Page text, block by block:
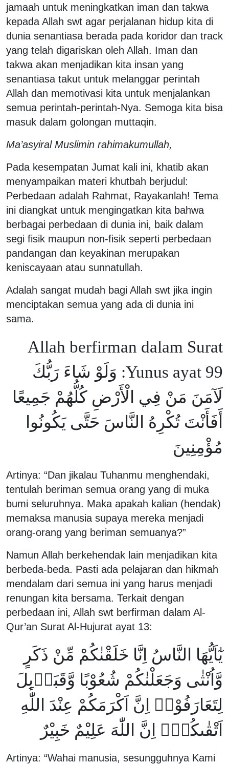
jamaah untuk meningkatkan iman dan takwa
kepada Allah swt agar perjalanan hidup kita di
dunia senantiasa berada pada koridor dan track
yang telah digariskan oleh Allah. Iman dan
takwa akan menjadikan kita insan yang
senantiasa takut untuk melanggar perintah
Allah dan memotivasi kita untuk menjalankan
semua perintah-perintah-Nya. Semoga kita bisa
masuk dalam golongan muttaqin.
Ma’asyiral Muslimin rahimakumullah,
Pada kesempatan Jumat kali ini, khatib akan
menyampaikan materi khutbah berjudul:
Perbedaan adalah Rahmat, Rayakanlah! Tema
ini diangkat untuk mengingatkan kita bahwa
berbagai perbedaan di dunia ini, baik dalam
segi fisik maupun non-fisik seperti perbedaan
pandangan dan keyakinan merupakan
keniscayaan atau sunnatullah.
Adalah sangat mudah bagi Allah swt jika ingin
menciptakan semua yang ada di dunia ini
sama.
Allah berfirman dalam Surat
Yunus ayat 99: وَلَوْ شَاءَ رَبُّكَ
لَآمَنَ مَنْ فِي الْأَرْضِ كُلُّهُمْ جَمِيعًا
أَفَأَنْتَ تُكْرِهُ النَّاسَ حَتَّى يَكُونُوا
مُؤْمِنِينَ
Artinya: “Dan jikalau Tuhanmu menghendaki,
tentulah beriman semua orang yang di muka
bumi seluruhnya. Maka apakah kalian (hendak)
memaksa manusia supaya mereka menjadi
orang-orang yang beriman semuanya?”
Namun Allah berkehendak lain menjadikan kita
berbeda-beda. Pasti ada pelajaran dan hikmah
mendalam dari semua ini yang harus menjadi
renungan kita bersama. Terkait dengan
perbedaan ini, Allah swt berfirman dalam Al-
Qur’an Surat Al-Hujurat ayat 13:
يٰٓاَيُّهَا النَّاسُ اِنَّا خَلَقْنٰكُمْ مِّنْ ذَكَرٍ
وَّاُنْثٰى وَجَعَلْنٰكُمْ شُعُوْبًا وَّقَبَاۤىِٕلَ
لِتَعَارَفُوْاۚ اِنَّ اَكْرَمَكُمْ عِنْدَ اللّٰهِ
اَتْقٰىكُمْۗ اِنَّ اللّٰهَ عَلِيْمٌ خَبِيْرٌ
Artinya: “Wahai manusia, sesungguhnya Kami